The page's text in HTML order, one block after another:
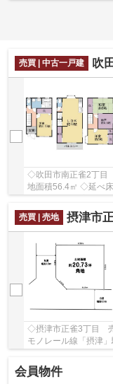
売買 | 中古一戸建 吹
◇吹田市南正雀2丁目
地面積56.4㎡ ◇延べ
売買 | 売地
摂津市
◇摂津市正雀3丁目
モノレール線「摂津
会員物件